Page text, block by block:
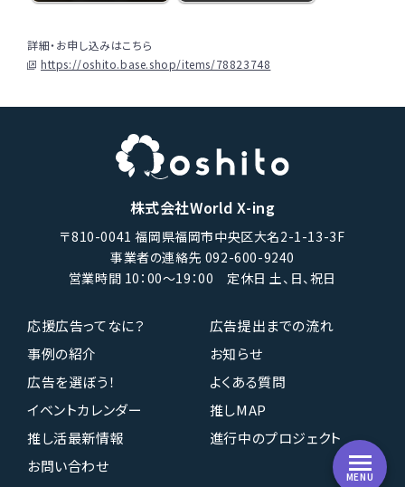
詳細・お申し込みはこちら
https://oshito.base.shop/items/78823748
株式会社World X-ing
〒810-0041 福岡県福岡市中央区大名2-1-13-3F
事業者の連絡先 092-600-9240
営業時間 10：00〜19：00 定休日 土、日、祝日
MENU
応援広告ってなに？
広告提出までの流れ
事例の紹介
お知らせ
広告を選ぼう！
よくある質問
イベントカレンダー
推しMAP
推し活最新情報
進行中のプロジェクト
お問い合わせ